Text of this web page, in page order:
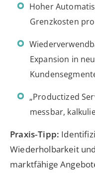
Hoher
Grenzkosten
Expansion in
„Productized
messbar,
Praxis‑Tipp:
Wiederholbarkeit
marktfähige